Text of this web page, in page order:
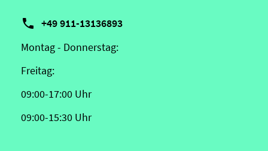
 +49 911-13136893
Montag - Donnerstag:
Freitag:
09:00-17:00 Uhr
09:00-15:30 Uhr